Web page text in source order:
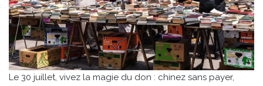
Le 30 juillet, vivez la magie du don : chinez sans payer,